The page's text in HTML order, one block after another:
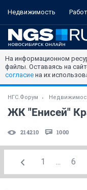
Недвижимость
На информационном
файлы. Оставаясь на
согласие на их
НГС.Форум
ЖК "Енисей"
214210 1000
1 ... 6